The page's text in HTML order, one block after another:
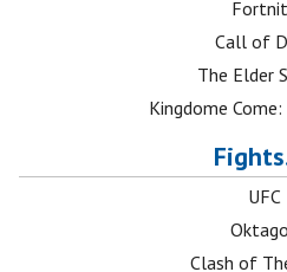
Call of
The Elder
Kingdome
UFC
Clash of